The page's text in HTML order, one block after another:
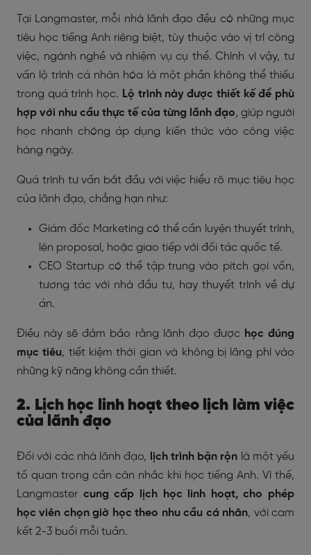
Tại Langmaster, mỗi nhà lãnh đạo đều có những mục
tiêu học tiếng Anh riêng biệt, tùy thuộc vào vị trí công
việc, ngành nghề và nhiệm vụ cụ thể. Chính vì vậy, tư
vấn lộ trình cá nhân hóa là một phần không thể thiếu
trong quá trình học. Lộ trình này được thiết kế để phù
hợp với nhu cầu thực tế của từng lãnh đạo, giúp người
học nhanh chóng áp dụng kiến thức vào công việc
hàng ngày.
Quá trình tư vấn bắt đầu với việc hiểu rõ mục tiêu học
của lãnh đạo, chẳng hạn như:
Giám đốc Marketing có thể cần luyện thuyết trình,
lên proposal, hoặc giao tiếp với đối tác quốc tế.
CEO Startup có thể tập trung vào pitch gọi vốn,
tương tác với nhà đầu tư, hay thuyết trình về dự
án.
Điều này sẽ đảm bảo rằng lãnh đạo được học đúng
mục tiêu, tiết kiệm thời gian và không bị lãng phí vào
những kỹ năng không cần thiết.
2. Lịch học linh hoạt theo lịch làm việc
của lãnh đạo
Đối với các nhà lãnh đạo, lịch trình bận rộn là một yếu
tố quan trọng cần cân nhắc khi học tiếng Anh. Vì thế,
Langmaster cung cấp lịch học linh hoạt, cho phép
học viên chọn giờ học theo nhu cầu cá nhân, với cam
kết 2-3 buổi mỗi tuần.